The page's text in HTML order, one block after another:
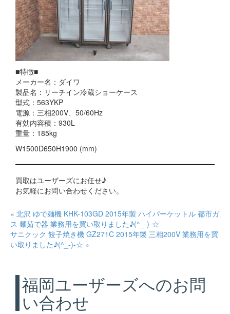
■特徴■
メーカー名：ダイワ
製品名：リーチイン冷蔵ショーケース
型式：563YKP
電源：三相200V、50/60Hz
有効内容積：930L
重量：185kg
W1500D650H1900 (mm)
買取はユーザーズにお任せ♪
お気軽にお問い合わせください。
« 北沢 ゆで麺機 KHK-103GD 2015年製 ハイパーケットル 都市ガ
ス 麺茹で器 業務用を買い取りました♪(^_-)-☆
サニクック 餃子焼き機 GZ271C 2015年製 三相200V 業務用を買
い取りました♪(^_-)-☆ »
福岡ユーザーズへのお問
い合わせ